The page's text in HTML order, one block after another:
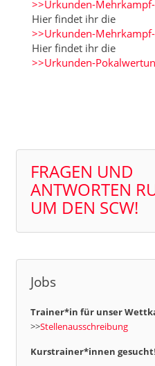
>>Urkunden-
Hier findet ihr die
>>Urkunden-
Hier findet ihr die
>>Urkunden-
FRAGEN UND
ANTWORTEN
UM DEN SCW!
Jobs
Trainer*in für unser
>>Stellenausschreibung
Kurstrainer*innen gesucht